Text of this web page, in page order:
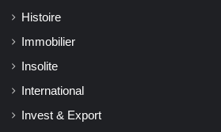
Histoire
Immobilier
Insolite
International
Invest & Export